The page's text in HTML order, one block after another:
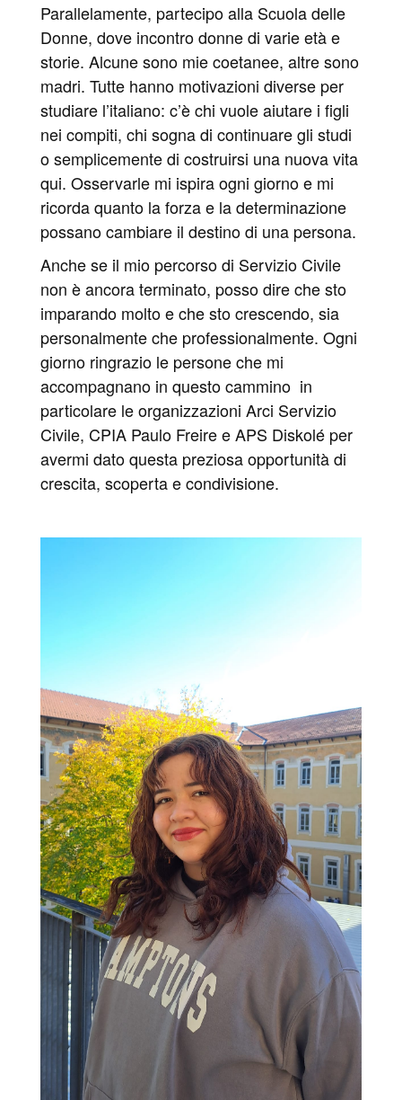
Parallelamente, partecipo alla Scuola delle
Donne, dove incontro donne di varie età e
storie. Alcune sono mie coetanee, altre sono
madri. Tutte hanno motivazioni diverse per
studiare l’italiano: c’è chi vuole aiutare i figli
nei compiti, chi sogna di continuare gli studi
o semplicemente di costruirsi una nuova vita
qui. Osservarle mi ispira ogni giorno e mi
ricorda quanto la forza e la determinazione
possano cambiare il destino di una persona.
Anche se il mio percorso di Servizio Civile
non è ancora terminato, posso dire che sto
imparando molto e che sto crescendo, sia
personalmente che professionalmente. Ogni
giorno ringrazio le persone che mi
accompagnano in questo cammino in
particolare le organizzazioni Arci Servizio
Civile, CPIA Paulo Freire e APS Diskolé per
avermi dato questa preziosa opportunità di
crescita, scoperta e condivisione.